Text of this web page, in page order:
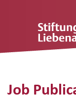
Job